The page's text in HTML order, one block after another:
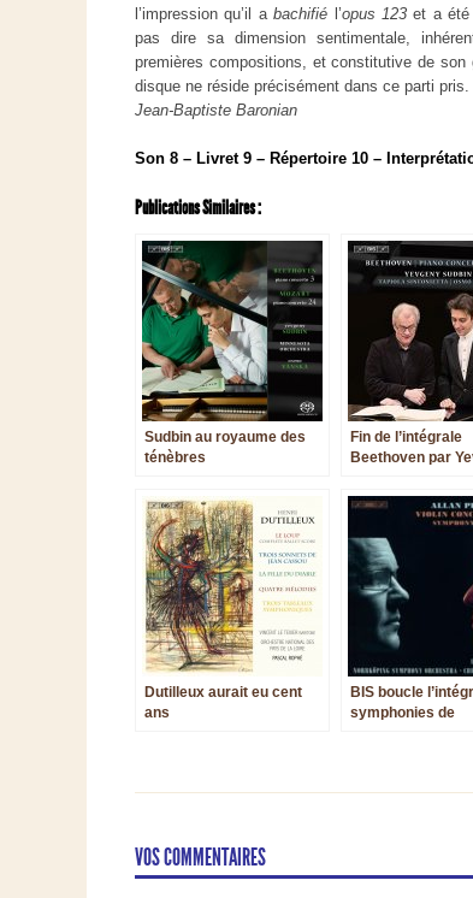
l’impression qu’il abachifié l’opus 123et a été
pas dire sa dimension sentimentale,
premières compositions, et constitutive de
disque ne réside précisément dans ce parti pris.
Jean-Baptiste Baronian
Son 8 – Livret 9 – Répertoire 10 –
Publications Similaires :
Sudbin au royaume des
ténèbres
Fin de l’intégrale
Beethoven par
Dutilleux aurait eu cent
ans
BIS boucle
symphonies de
VOS COMMENTAIRES